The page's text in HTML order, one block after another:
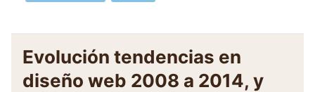
Evolución tendencias en
diseño web 2008 a 2014, y